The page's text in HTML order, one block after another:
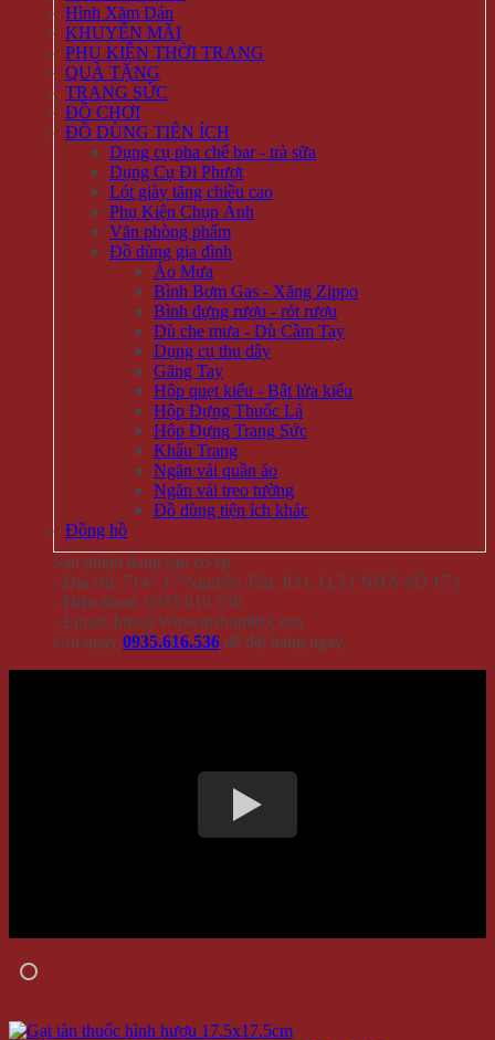
Hình Xăm Dán
KHUYẾN MÃI
PHỤ KIỆN THỜI TRANG
QUÀ TẶNG
TRANG SỨC
ĐỒ CHƠI
ĐỒ DÙNG TIỆN ÍCH
Dụng cụ pha chế bar - trà sữa
Dụng Cụ Đi Phượt
Lót giày tăng chiều cao
Phụ Kiện Chụp Ảnh
Văn phòng phẩm
Đồ dùng gia đình
Áo Mưa
Bình Bơm Gas - Xăng Zippo
Bình đựng rượu - rót rượu
Dù che mưa - Dù Cầm Tay
Dụng cụ thu dây
Găng Tay
Hộp quẹt kiểu - Bật lửa kiểu
Hộp Đựng Thuốc Lá
Hộp Đựng Trang Sức
Khẩu Trang
Ngăn vải quần áo
Ngăn vải treo tường
Đồ dùng tiện ích khác
Đồng hồ
Sản phẩm đang sẵn có tại
- Địa chỉ: 714 / 17 Nguyễn Trãi, P.11, Q.5 ( NHÀ SỐ 17 )
- Điện thoại: 0935 616 536
- Email: Info@Winwinshop88.Com
Gọi ngay 0935.616.536 để đặt hàng ngay.